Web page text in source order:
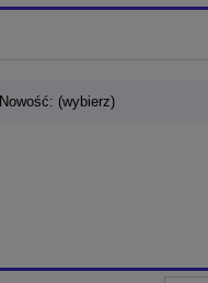
Nowość: (wybierz)